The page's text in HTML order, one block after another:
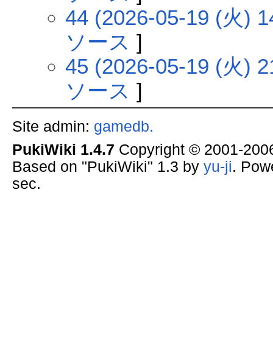
44 (2026-05-19 (火)
ソース ]
45 (2026-05-19 (火)
ソース ]
Site admin: gamedb.
PukiWiki 1.4.7 Copyright © 2001-
Based on "PukiWiki" 1.3 by yu-ji.
sec.